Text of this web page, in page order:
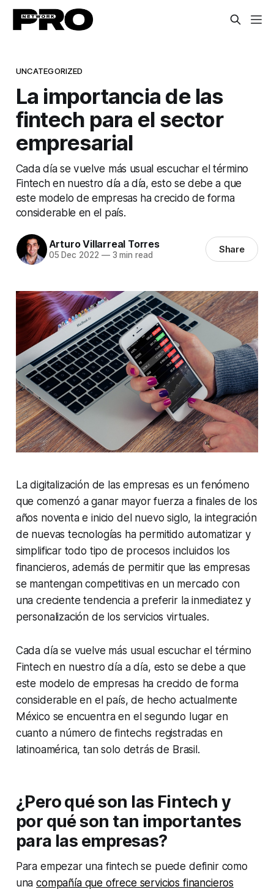
UNCATEGORIZED
La importancia de las
fintech para el sector
empresarial
Cada día se vuelve más usual escuchar el término
Fintech en nuestro día a día, esto se debe a que
este modelo de empresas ha crecido de forma
considerable en el país.
Arturo Villarreal Torres
05 Dec 2022 —3 min read Share
La digitalización de las empresas es un fenómeno
que comenzó a ganar mayor fuerza a finales de los
años noventa e inicio del nuevo siglo, la integración
de nuevas tecnologías ha permitido automatizar y
simplificar todo tipo de procesos incluidos los
financieros, además de permitir que las empresas
se mantengan competitivas en un mercado con
una creciente tendencia a preferir la inmediatez y
personalización de los servicios virtuales.
Cada día se vuelve más usual escuchar el término
Fintech en nuestro día a día, esto se debe a que
este modelo de empresas ha crecido de forma
considerable en el país, de hecho actualmente
México se encuentra en el segundo lugar en
cuanto a número de fintechs registradas en
latinoamérica, tan solo detrás de Brasil.
¿Pero qué son las Fintech y
por qué son tan importantes
para las empresas?
Para empezar una fintech se puede definir como
unacompañía que ofrece servicios financieros